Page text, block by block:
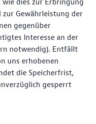
Gewährleistung der
gegenüber
Interesse an der
notwendig). Entfällt
uns erhobenen
die Speicherfrist,
gesperrt